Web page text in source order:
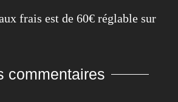
frais est de 60€ réglable sur
commentaires